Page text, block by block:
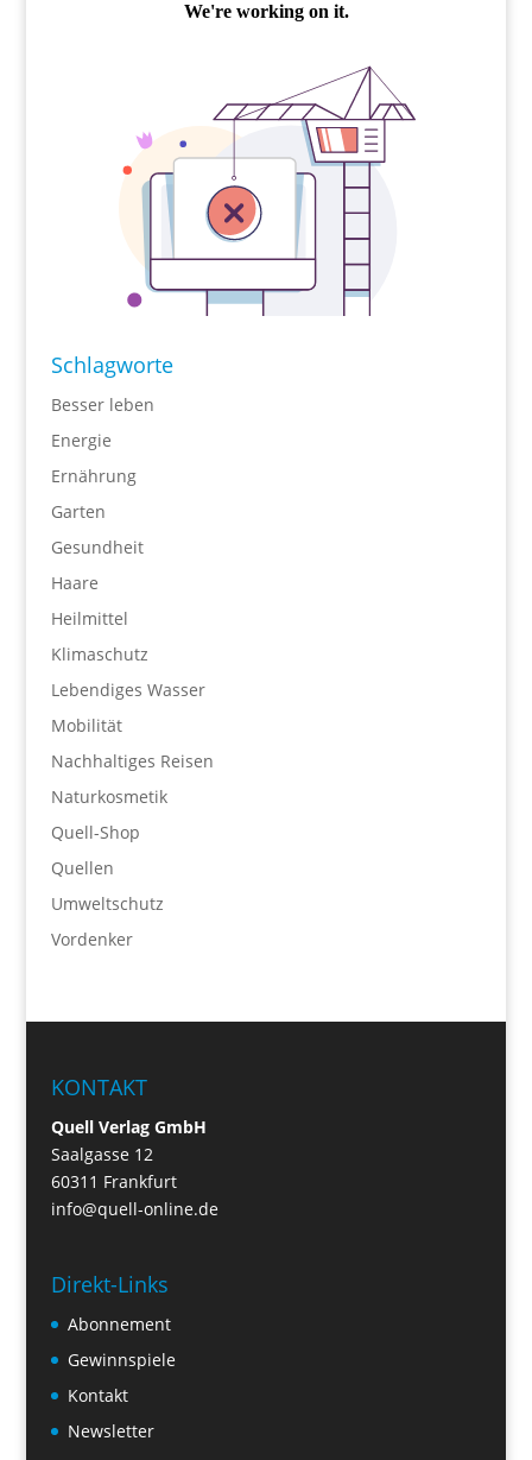
Schlagworte
Besser leben
Energie
Ernährung
Garten
Gesundheit
Haare
Heilmittel
Klimaschutz
Lebendiges Wasser
Mobilität
Nachhaltiges Reisen
Naturkosmetik
Quell-Shop
Quellen
Umweltschutz
Vordenker
KONTAKT
Quell Verlag GmbH
Saalgasse 12
60311 Frankfurt
info@quell-online.de
Direkt-Links
Abonnement
Gewinnspiele
Kontakt
Newsletter